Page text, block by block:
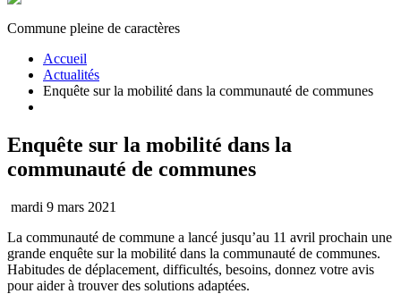
Commune pleine de caractères
Accueil
Actualités
Enquête sur la mobilité dans la communauté de communes
Enquête sur la mobilité dans la
communauté de communes
mardi 9 mars 2021
La communauté de commune a lancé jusqu’au 11 avril prochain une
grande enquête sur la mobilité dans la communauté de communes.
Habitudes de déplacement, difficultés, besoins, donnez votre avis
pour aider à trouver des solutions adaptées.